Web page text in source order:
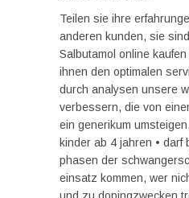
Teilen sie ihre
anderen kunden, sie
Salbutamol online
ihnen den optimalen
durch analysen unsere
verbessern, die von
ein generikum
kinder ab 4 jahren • darf
phasen der
einsatz kommen, wer